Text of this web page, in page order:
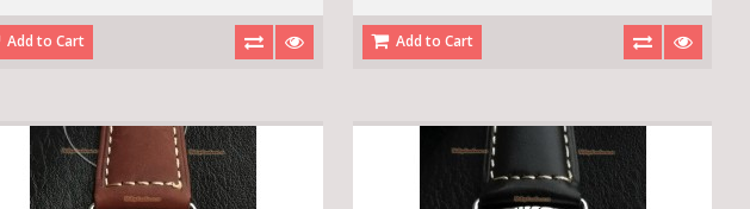
Add to Cart Add to Cart